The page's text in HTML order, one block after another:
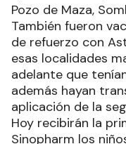
Pozo de Maza,
También fueron
de refuerzo con
esas localidades
adelante que
además hayan
aplicación de la
Hoy recibirán la
Sinopharm los